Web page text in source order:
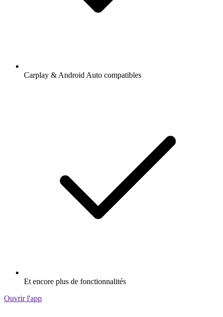
Carplay & Android Auto compatibles
Et encore plus de fonctionnalités
Ouvrir l'app